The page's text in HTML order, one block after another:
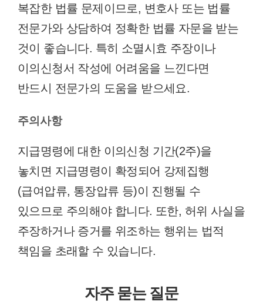
복잡한 법률 문제이므로, 변호사 또는 법률
전문가와 상담하여 정확한 법률 자문을 받는
것이 좋습니다. 특히 소멸시효 주장이나
이의신청서 작성에 어려움을 느낀다면
반드시 전문가의 도움을 받으세요.
주의사항
지급명령에 대한 이의신청 기간(2주)을
놓치면 지급명령이 확정되어 강제집행
(급여압류, 통장압류 등)이 진행될 수
있으므로 주의해야 합니다. 또한, 허위 사실을
주장하거나 증거를 위조하는 행위는 법적
책임을 초래할 수 있습니다.
자주 묻는 질문